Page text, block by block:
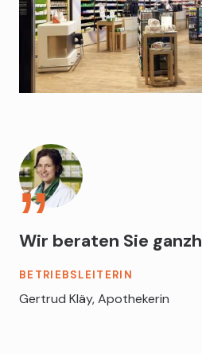
Wir beraten Sie
BETRIEBSLEITERIN
Gertrud Kläy, Apothekerin